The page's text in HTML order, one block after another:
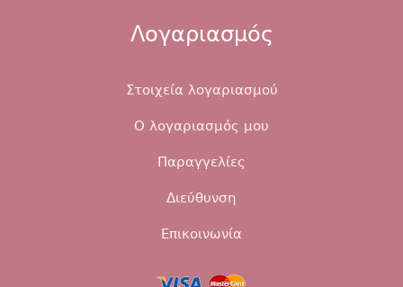
Λογαριασμός
Στοιχεία λογαριασμού
Ο λογαριασμός μου
Παραγγελίες
Διεύθυνση
Επικοινωνία